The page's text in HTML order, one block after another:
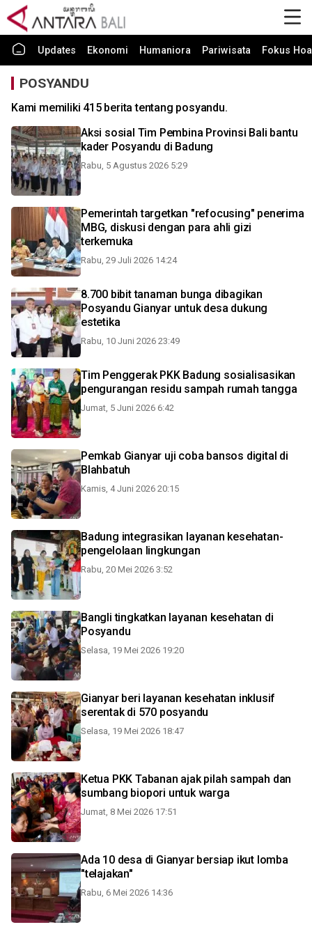
Updates Ekonomi Humaniora Pariwisata Fokus
POSYANDU
Kami memiliki 415 berita tentang posyandu.
Aksi sosial Tim Pembina Provinsi Bali bantu
kader Posyandu di Badung
Rabu, 5 Agustus 2026 5:29
Pemerintah targetkan "refocusing" penerima
MBG, diskusi dengan para ahli gizi
terkemuka
Rabu, 29 Juli 2026 14:24
8.700 bibit tanaman bunga dibagikan
Posyandu Gianyar untuk desa dukung
estetika
Rabu, 10 Juni 2026 23:49
Tim Penggerak PKK Badung sosialisasikan
pengurangan residu sampah rumah tangga
Jumat, 5 Juni 2026 6:42
Pemkab Gianyar uji coba bansos digital di
Blahbatuh
Kamis, 4 Juni 2026 20:15
Badung integrasikan layanan kesehatan-
pengelolaan lingkungan
Rabu, 20 Mei 2026 3:52
Bangli tingkatkan layanan kesehatan di
Posyandu
Selasa, 19 Mei 2026 19:20
Gianyar beri layanan kesehatan inklusif
serentak di 570 posyandu
Selasa, 19 Mei 2026 18:47
Ketua PKK Tabanan ajak pilah sampah dan
sumbang biopori untuk warga
Jumat, 8 Mei 2026 17:51
Ada 10 desa di Gianyar bersiap ikut lomba
"telajakan"
Rabu, 6 Mei 2026 14:36